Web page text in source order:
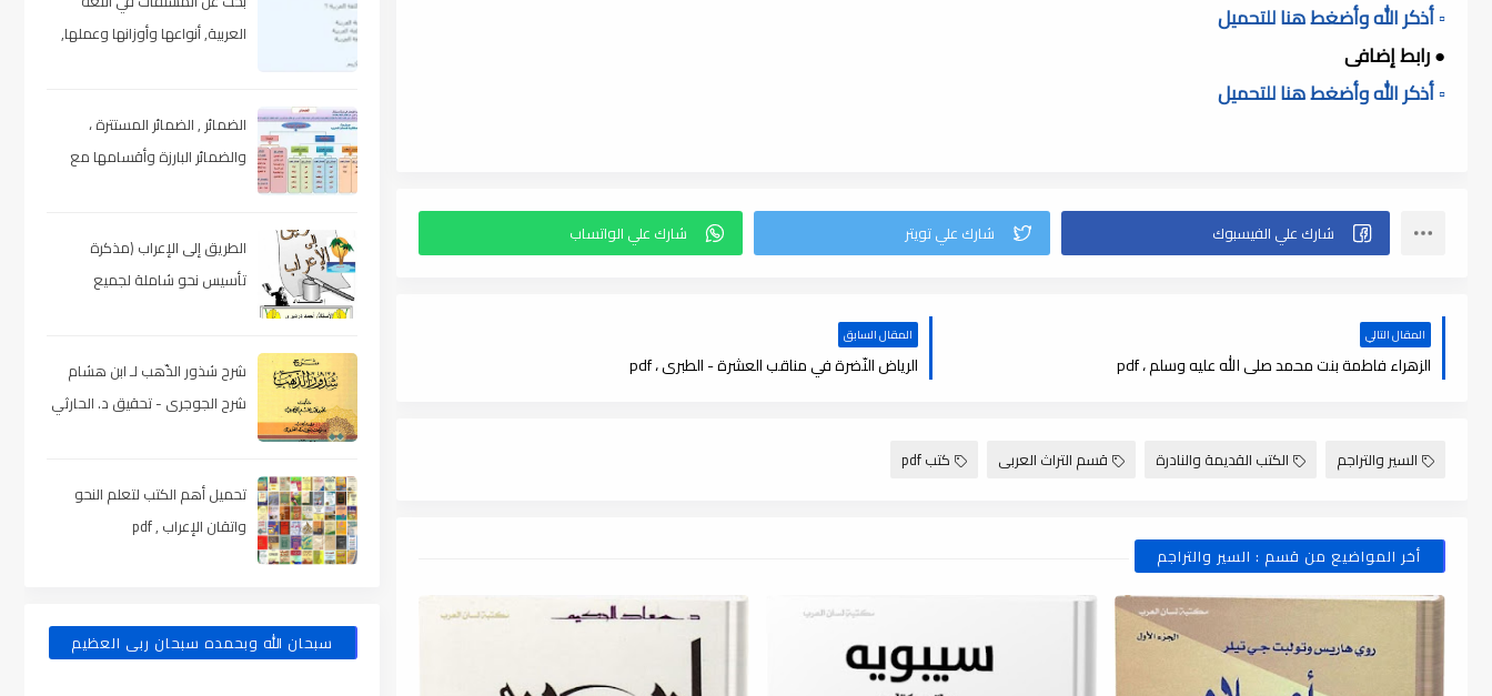
▫️ أذكر الله وأضغط هنا للتحميل
● رابط إضافى
▫️ أذكر الله وأضغط هنا للتحميل
المقال التالي
الزهراء فاطمة بنت محمد صلى الله عليه وسلم ، pdf
المقال السابق
الرياض النّضرة في مناقب العشرة - الطبرى ، pdf
السير والتراجم الكتب القديمة والنادرة قسم التراث العربى كتب pdf
أخر المواضيع من قسم : السير والتراجم
العربية, أنواعها وأوزانها وعملها,
الضمائر , الضمائر المستترة ،
والضمائر البارزة وأقسامها مع
الطريق إلى الإعراب (مذكرة
تأسيس نحو شاملة لجميع
شرح شذور الذّهب لـ ابن هشام
شرح الجوجرى - تحقيق د. الحارثي
تحميل أهم الكتب لتعلم النحو
واتقان الإعراب , pdf
سبحان الله وبحمده سبحان ربى العظيم